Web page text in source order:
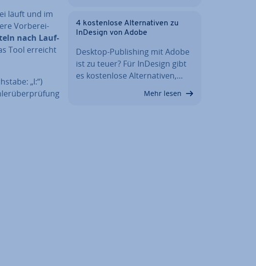
läuft und im
Vor­be­rei­
nach Lauf­
Tool erreicht
„I:“)
4 kos­ten­lo­se Al­ter­na­ti­ven zu
InDesign von Adobe
Desktop-Pu­bli­shing mit Adobe
ist zu teuer? Für InDesign gibt
es kos­ten­lo­se Al­ter­na­ti­ven,…
Mehr lesen